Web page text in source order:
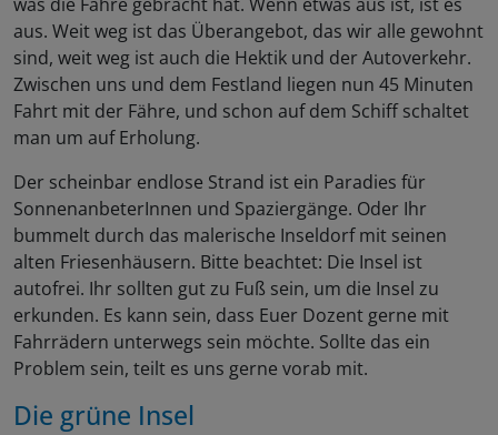
aus. Weit weg ist das Überangebot, das wir alle gewohnt
sind, weit weg ist auch die Hektik und der Autoverkehr.
Zwischen uns und dem Festland liegen nun 45 Minuten
Fahrt mit der Fähre, und schon auf dem Schiff schaltet
man um auf Erholung.
Der scheinbar endlose Strand ist ein Paradies für
SonnenanbeterInnen und Spaziergänge. Oder Ihr
bummelt durch das malerische Inseldorf mit seinen
alten Friesenhäusern. Bitte beachtet: Die Insel ist
autofrei. Ihr sollten gut zu Fuß sein, um die Insel zu
erkunden. Es kann sein, dass Euer Dozent gerne mit
Fahrrädern unterwegs sein möchte. Sollte das ein
Problem sein, teilt es uns gerne vorab mit.
Die grüne Insel